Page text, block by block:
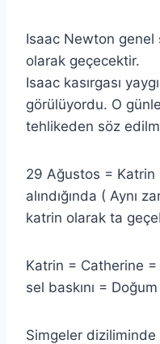
Isaac Newton genel
olarak geçecektir.
Isaac kasırgası
görülüyordu. O
tehlikeden söz
29 Ağustos = Katrin
alındığında ( Aynı
katrin olarak ta
Katrin = Catherine
sel baskını = Doğum
Simgeler diziliminde